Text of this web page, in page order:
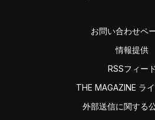
お問い合わせペ
情報提供
RSSフィード
THE MAGAZINE ラ
外部送信に関する